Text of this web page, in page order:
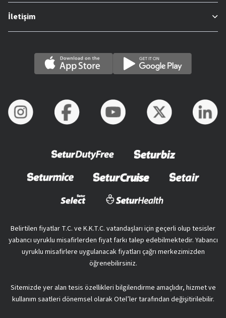
İletişim
Belirtilen fiyatlar T.C. ve K.K.T.C. vatandaşları için geçerli olup tesisler
yabancı uyruklu misafirlerden fiyat farkı talep edebilmektedir. Yabancı
uyruklu misafirlere uygulanacak fiyatları çağrı merkezimizden
öğrenebilirsiniz.
Sitemizde yer alan tesis özellikleri bilgilendirme amaçlıdır, hizmet ve
kullanım saatleri dönemsel olarak Otel’ler tarafından değişitirilebilir.